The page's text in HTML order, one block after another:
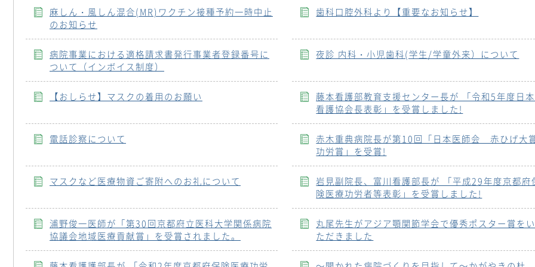
麻しん・風しん混合(MR)ワクチン接種予約一時中止
のお知らせ
歯科口腔外科より【重要なお知らせ】
病院事業における適格請求書発行事業者登録番号に
ついて（インボイス制度）
夜診 内科・小児歯科(学生/学童外来）について
【おしらせ】マスクの着用のお願い
藤本看護部教育支援センター長が 「令和5年度日本
看護協会長表彰」を受賞しました!
電話診察について
赤木重典病院長が第10回「日本医師会 赤ひげ大
功労賞」を受賞!
マスクなど医療物資ご寄附へのお礼について
岩見副院長、富川看護部長が 「平成29年度京都府
険医療功労者等表彰」を受賞しました!
浦野俊一医師が「第30回京都府立医科大学関係病院
協議会地域医療貢献賞」を受賞されました。
丸尾先生がアジア顎関節学会で優秀ポスター賞をい
ただきました